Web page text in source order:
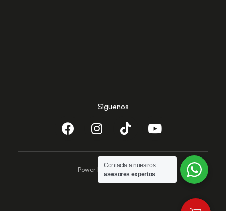
Síguenos
Power by Evolutecc.com
Contacta a nuestros
asesores expertos